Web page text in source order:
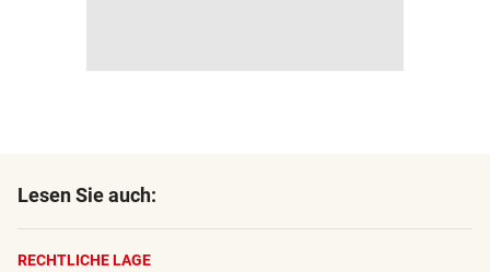
Lesen Sie auch:
RECHTLICHE LAGE